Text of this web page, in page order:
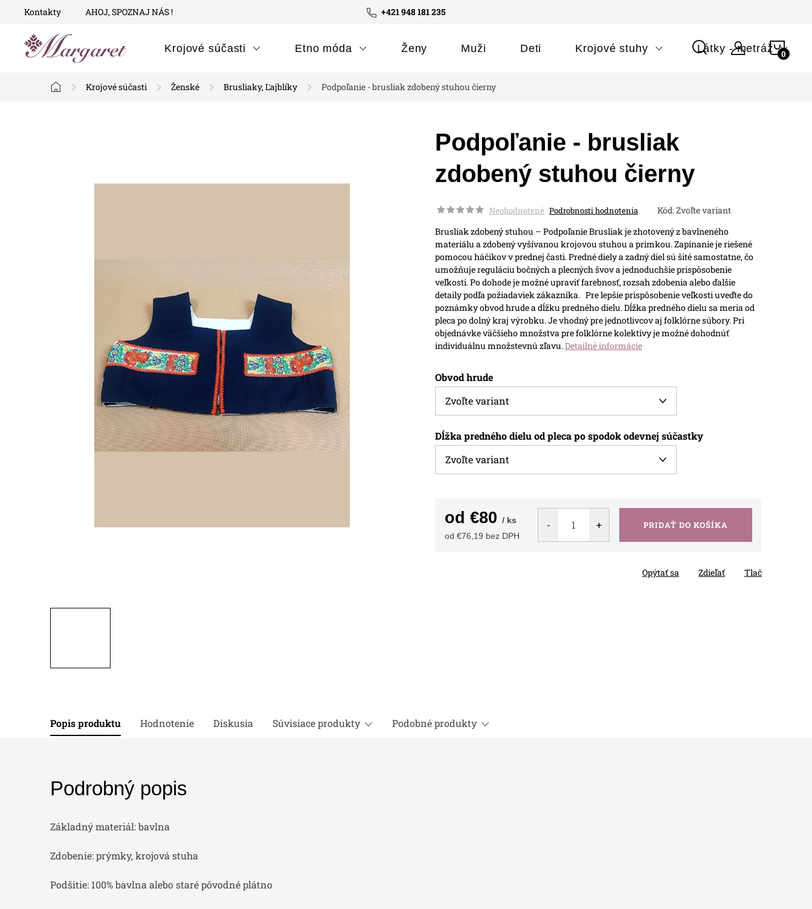
Prejsť
+421 948 181 235
Kontakty AHOJ, SPOZNAJ NÁS !
Krojové súčasti Etno móda Ženy Muži Deti Krojové stuhy Látky - metráž
Domov
Krojové súčasti Ženské Brusliaky, Ľajblíky Podpoľanie - brusliak zdobený stuhou čierny
Podpoľanie - brusliak
zdobený stuhou čierny
Neohodnotené Podrobnosti hodnotenia Kód:Zvoľte variant
Brusliak zdobený stuhou – PodpoľanieBrusliak je zhotovený z bavlneného
materiálu a zdobený vyšívanou krojovou stuhou a primkou.Zapínanie je riešené
pomocou háčikov v prednej časti. Predné diely a zadný diel sú šité samostatne, čo
umožňuje reguláciu bočných a plecných švov a jednoduchšie prispôsobenie
veľkosti.Po dohode je možné upraviť farebnosť, rozsah zdobenia alebo ďalšie
detaily podľa požiadaviek zákazníka. Pre lepšie prispôsobenie veľkosti uveďte do
poznámky obvod hrude a dĺžku predného dielu. Dĺžka predného dielu sa meria od
pleca po dolný kraj výrobku.Je vhodný pre jednotlivcov aj folklórne súbory. Pri
objednávke väčšieho množstva pre folklórne kolektívy je možné dohodnúť
individuálnu množstevnú zľavu.Detailné informácie
Obvod hrude
Dĺžka predného dielu od pleca po spodok odevnej súčastky
od €80 / ks
od €76,19 bez DPH
PRIDAŤ DO KOŠÍKA
Tlač
Opýtať sa Zdieľať
Popis produktu Hodnotenie Diskusia Súvisiace produkty Podobné produkty
Podrobný popis
Základný materiál: bavlna
Zdobenie: prýmky, krojová stuha
Podšitie: 100% bavlna alebo staré pôvodné plátno